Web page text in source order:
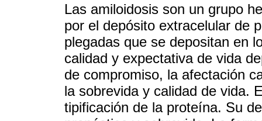
Las amiloidosis son un grupo
por el depósito extracelular de
plegadas que se depositan en
calidad y expectativa de vida
de compromiso, la afectación
la sobrevida y calidad de vida.
tipificación de la proteína. Su